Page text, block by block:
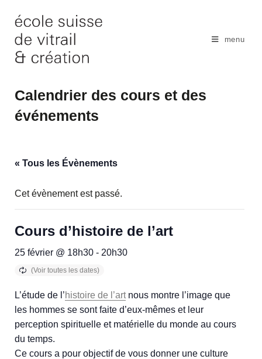
content
menu
Calendrier des cours et des
événements
« Tous les Évènements
Cet évènement est passé.
Cours d’histoire de l’art
25 février @ 18h30 - 20h30
L’étude de l’histoire de l’artnous montre l’image que
les hommes se sont faite d’eux-mêmes et leur
perception spirituelle et matérielle du monde au cours
du temps.
Ce cours a pour objectif de vous donner une culture